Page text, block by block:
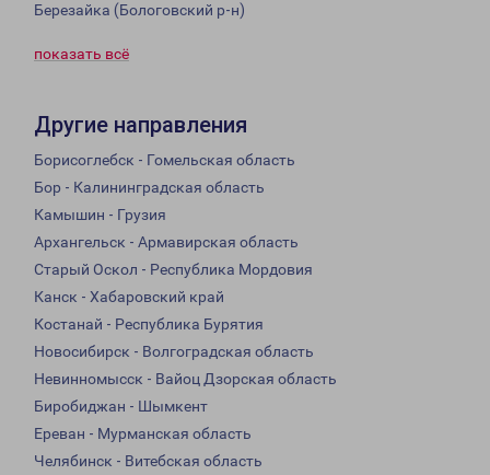
Березайка (Бологовский р-н)
показать всё
Другие направления
Борисоглебск - Гомельская область
Бор - Калининградская область
Камышин - Грузия
Архангельск - Армавирская область
Старый Оскол - Республика Мордовия
Канск - Хабаровский край
Костанай - Республика Бурятия
Новосибирск - Волгоградская область
Невинномысск - Вайоц Дзорская область
Биробиджан - Шымкент
Ереван - Мурманская область
Челябинск - Витебская область